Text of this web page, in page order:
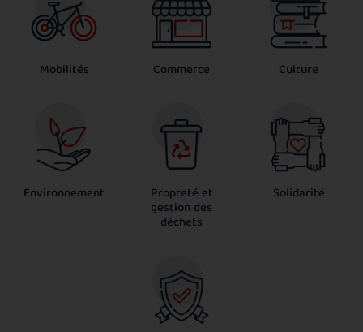
Mobilités Commerce Culture
Environnement Propreté et
gestion des
déchets
Solidarité